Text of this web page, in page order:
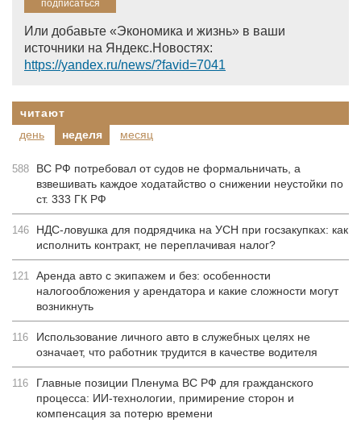
Или добавьте «Экономика и жизнь» в ваши
источники на Яндекс.Новостях:
https://yandex.ru/news/?favid=7041
читают
день
неделя месяц
588
ВС РФ потребовал от судов не формальничать, а
взвешивать каждое ходатайство о снижении неустойки по
ст. 333 ГК РФ
146
НДС-ловушка для подрядчика на УСН при госзакупках: как
исполнить контракт, не переплачивая налог?
121 Аренда авто с экипажем и без: особенности
налогообложения у арендатора и какие сложности могут
возникнуть
116
Использование личного авто в служебных целях не
означает, что работник трудится в качестве водителя
116
Главные позиции Пленума ВС РФ для гражданского
процесса: ИИ-технологии, примирение сторон и
компенсация за потерю времени